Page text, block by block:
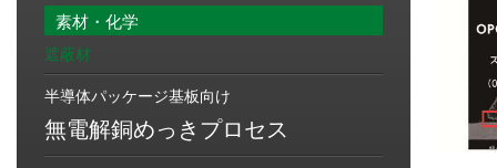
素材・化学
遮蔽材
半導体パッケージ基板向け
無電解銅めっきプロセス